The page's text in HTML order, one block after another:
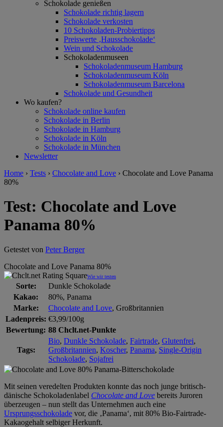
Schokolade genießen
Schokolade richtig lagern
Schokolade verkosten
10 Schokoladen-Probiertipps
Preiswerte ‚Hausschokolade‘
Wein und Schokolade
Schokoladenmuseen
Schokoladenmuseum Hamburg
Schokoladenmuseum Köln
Schokoladenmuseum Barcelona
Schokolade und Gesundheit
Wo kaufen?
Schokolade online kaufen
Schokolade in Berlin
Schokolade in Hamburg
Schokolade in Köln
Schokolade in München
Newsletter
Home › Tests › Chocolate and Love › Chocolate and Love Panama
80%
Test: Chocolate and Love
Panama 80%
Getestet von Peter Berger
Chocolate and Love Panama 80%
Wie wir testen
Sorte:
Dunkle Schokolade
Kakao:
80%, Panama
Marke:
Chocolate and Love, Großbritannien
Ladenpreis: €3,99/100g
Bewertung: 88 Chclt.net-Punkte
Tags:
Bio, Dunkle Schokolade, Fairtrade, Glutenfrei,
Großbritannien, Koscher, Panama, Single-Origin
Schokolade, Sojafrei
Mit seinen veredelten Produkten konnte das noch junge britisch-
dänische Schokoladenlabel Chocolate and Love bereits Juroren
überzeugen – nun stellt das Unternehmen auch eine
Ursprungsschokolade vor, die ‚Panama‘, mit 80% Bio-Fairtrade-
Kakaogehalt selbiger Herkunft.